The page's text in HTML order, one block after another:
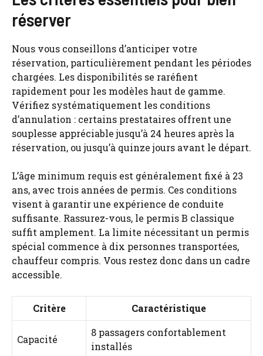
réserver
Nous vous conseillons d’anticiper votre
réservation, particulièrement pendant les périodes
chargées. Les disponibilités se raréfient
rapidement pour les modèles haut de gamme.
Vérifiez systématiquement les conditions
d’annulation : certains prestataires offrent une
souplesse appréciable jusqu’à 24 heures après la
réservation, ou jusqu’à quinze jours avant le départ.
L’âge minimum requis est généralement fixé à 23
ans, avec trois années de permis. Ces conditions
visent à garantir une expérience de conduite
suffisante. Rassurez-vous, le permis B classique
suffit amplement. La limite nécessitant un permis
spécial commence à dix personnes transportées,
chauffeur compris. Vous restez donc dans un cadre
accessible.
Critère Caractéristique
Capacité
8 passagers confortablement
installés